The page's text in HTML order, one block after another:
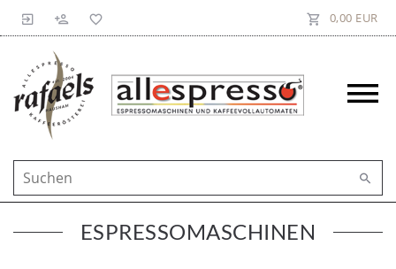
0,00 EUR
ESPRESSOMASCHINEN